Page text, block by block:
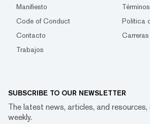
Manifiesto
Code of Conduct
Política
Contacto
Carreras
Trabajos
SUBSCRIBE TO OUR NEWSLETTER
The latest news, articles, and
weekly.